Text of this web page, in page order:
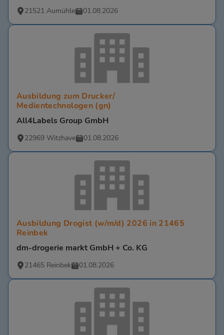
21521 Aumühle 01.08.2026
Ausbildung zum Drucker/
Medientechnologen (gn)
All4Labels Group GmbH
22969 Witzhave 01.08.2026
Ausbildung Drogist (w/m/d) 2026 in 21465
Reinbek
dm-drogerie markt GmbH + Co. KG
21465 Reinbek 01.08.2026